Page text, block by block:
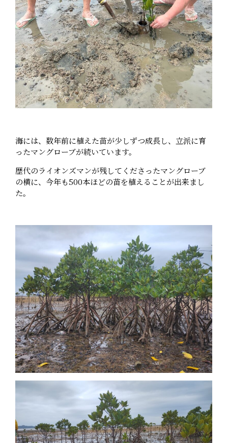
海には、数年前に植えた苗が少しずつ成長し、立派に育
ったマングローブが続いています。
歴代のライオンズマンが残してくださったマングローブ
の横に、今年も500本ほどの苗を植えることが出来まし
た。